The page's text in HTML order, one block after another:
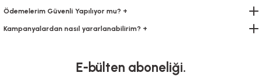
Ödemelerim Güvenli Yapılıyor mu? +
Kampanyalardan nasıl yararlanabilirim? +
E-bülten aboneliği.